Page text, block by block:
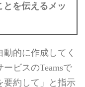
とを伝えるメッ
的に作成してく
ビスのTeamsで
要約して」と指示